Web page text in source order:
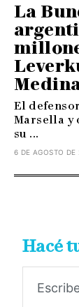
La
El
Marsella y
su ...
6 DE AGOSTO DE
Hacé